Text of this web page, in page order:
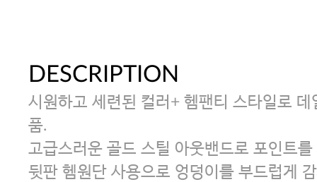
DESCRIPTION
시원하고 세련된 컬러+ 헴팬티 스타일로
품.
고급스러운 골드 스틸 아웃밴드로 포인트를
뒷판 헴원단 사용으로 엉덩이를 부드럽게